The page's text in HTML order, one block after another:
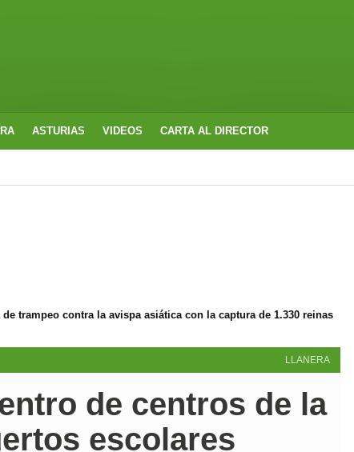
ASTURIAS VIDEOS CARTA AL DIRECTOR
trampeo contra la avispa asiática con la captura de 1.330 reinas
LLANERA
de centros de la
escolares